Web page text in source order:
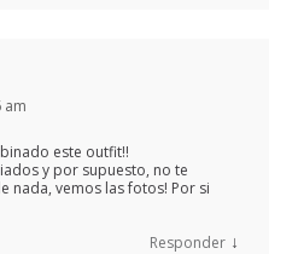
am
este outfit!!
y por supuesto, no te
nada, vemos las fotos! Por si
Responder ↓